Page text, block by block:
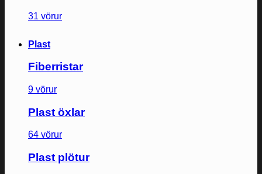
31 vörur
Plast
Fiberristar
9 vörur
Plast öxlar
64 vörur
Plast plötur